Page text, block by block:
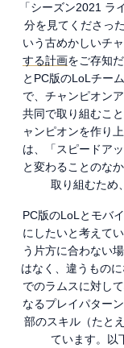
「シーズン2021
分を見てくださっ
いう古めかしいチャ
する計画をご存知
とPC版のLoLチー
で、チャンピオン
共同で取り組むこ
ャンピオンを作り
は、「スピードア
と変わることのな
取り組むため
PC版のLoLとモバ
にしたいと考えて
う片方に合わない
はなく、違うもの
でのラムスに対し
なるプレイパター
部のスキル（たと
ています。以